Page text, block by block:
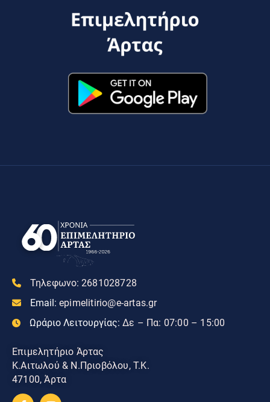
Τηλεφωνο: 2681028728
Email: epimelitirio@e-artas.gr
Ωράριο Λειτουργίας: Δε – Πα: 07:00 – 15:00
Επιμελητήριο Άρτας
Κ.Αιτωλού & Ν.Πριοβόλου, Τ.Κ.
47100, Άρτα